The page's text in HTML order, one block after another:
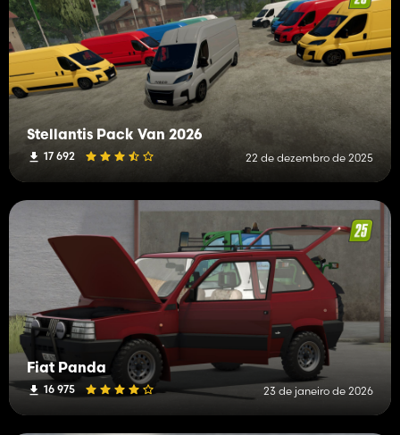
Stellantis Pack Van 2026
17 692 22 de dezembro de 2025
Fiat Panda
16 975 23 de janeiro de 2026